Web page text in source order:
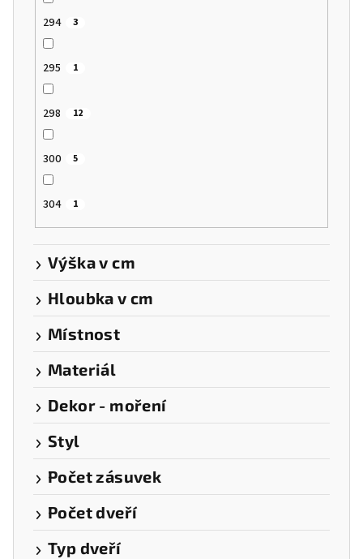
294 3
295 1
298 12
300 5
304 1
Výška v cm
Hloubka v cm
Místnost
Materiál
Dekor - moření
Styl
Počet zásuvek
Počet dveří
Typ dveří